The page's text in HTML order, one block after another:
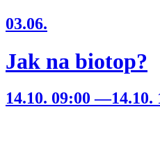
03.06.
Jak na biotop?
14.10. 09:00 —14.10.